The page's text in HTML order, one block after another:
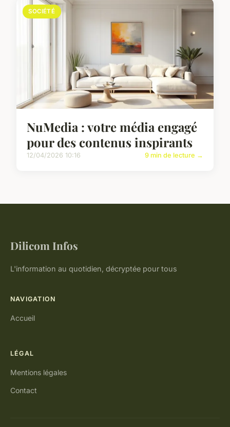
SOCIÉTÉ
NuMedia : votre média engagé
pour des contenus inspirants
12/04/2026 10:16 9 min de lecture →
Dilicom Infos
L'information au quotidien, décryptée pour tous
NAVIGATION
Accueil
LÉGAL
Mentions légales
Contact